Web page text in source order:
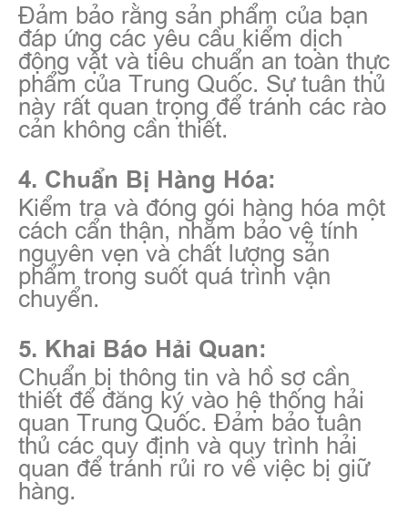
Đảm bảo rằng sản phẩm của bạn
đáp ứng các yêu cầu kiểm dịch
động vật và tiêu chuẩn an toàn thực
phẩm của Trung Quốc. Sự tuân thủ
này rất quan trọng để tránh các rào
cản không cần thiết.
4. Chuẩn Bị Hàng Hóa:
Kiểm tra và đóng gói hàng hóa một
cách cẩn thận, nhằm bảo vệ tính
nguyên vẹn và chất lượng sản
phẩm trong suốt quá trình vận
chuyển.
5. Khai Báo Hải Quan:
Chuẩn bị thông tin và hồ sơ cần
thiết để đăng ký vào hệ thống hải
quan Trung Quốc. Đảm bảo tuân
thủ các quy định và quy trình hải
quan để tránh rủi ro về việc bị giữ
hàng.